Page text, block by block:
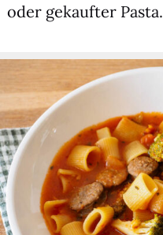
oder gekauf­ter Pas­ta.